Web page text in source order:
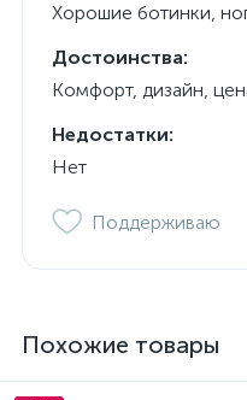
Хорошие ботинки,
Достоинства:
Комфорт, дизайн,
Недостатки:
Нет
Поддерживаю
Похожие товары